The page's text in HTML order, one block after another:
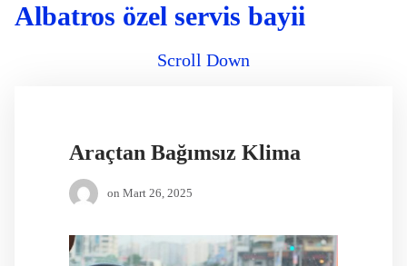
Albatros özel servis bayii
Scroll Down
Araçtan Bağımsız Klima
on Mart 26, 2025